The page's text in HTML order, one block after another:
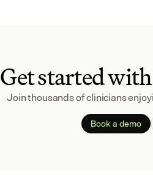
Get started
Join thousands of clinicians
Book a demo